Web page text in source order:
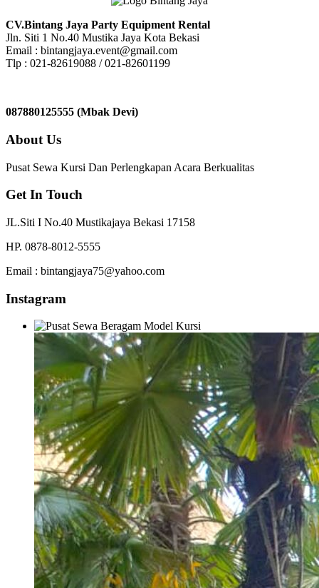
CV.Bintang Jaya Party Equipment Rental
Jln. Siti 1 No.40 Mustika Jaya Kota Bekasi
Email : bintangjaya.event@gmail.com
Tlp : 021-82619088 / 021-82601199
087880125555 (Mbak Devi)
About Us
Pusat Sewa Kursi Dan Perlengkapan Acara Berkualitas
Get In Touch
JL.Siti I No.40 Mustikajaya Bekasi 17158
HP. 0878-8012-5555
Email : bintangjaya75@yahoo.com
Instagram